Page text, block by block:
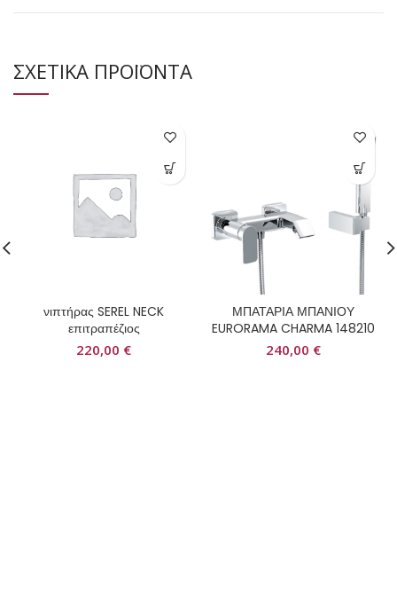
ΣΧΕΤΙΚΑ ΠΡΟΪΟΝΤΑ
νιπτήρας SEREL NECK
επιτραπέζιος
220,00 €
ΜΠΑΤΑΡΙΑ ΜΠΑΝΙΟΥ
EURORAMA CHARMA 148210
240,00 €